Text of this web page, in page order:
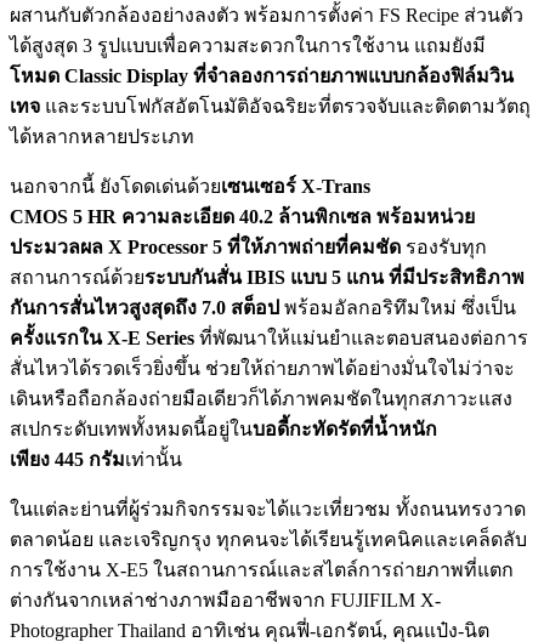
ผสานกับตัวกล้องอย่างลงตัว พร้อมการตั้งค่า FS Recipe ส่วนตัว
ได้สูงสุด 3 รูปแบบเพื่อความสะดวกในการใช้งาน แถมยังมี
โหมด Classic Display ที่จำลองการถ่ายภาพแบบกล้องฟิล์มวิน
เทจ และระบบโฟกัสอัตโนมัติอัจฉริยะที่ตรวจจับและติดตามวัตถุ
ได้หลากหลายประเภท
นอกจากนี้ ยังโดดเด่นด้วยเซนเซอร์ X-Trans
CMOS 5 HR ความละเอียด 40.2 ล้านพิกเซล พร้อมหน่วย
ประมวลผล X Processor 5 ที่ให้ภาพถ่ายที่คมชัด รองรับทุก
สถานการณ์ด้วยระบบกันสั่นIBIS แบบ 5 แกน ที่มีประสิทธิภาพ
กันการสั่นไหวสูงสุดถึง 7.0 สต็อป พร้อมอัลกอริทึมใหม่ ซึ่งเป็น
ครั้งแรกในX-E Series ที่พัฒนาให้แม่นยำและตอบสนองต่อการ
สั่นไหวได้รวดเร็วยิ่งขึ้น ช่วยให้ถ่ายภาพได้อย่างมั่นใจไม่ว่าจะ
เดินหรือถือกล้องถ่ายมือเดียวก็ได้ภาพคมชัดในทุกสภาวะแสง
สเปกระดับเทพทั้งหมดนี้อยู่ในบอดี้กะทัดรัดที่น้ำหนัก
เพียง 445 กรัมเท่านั้น
ในแต่ละย่านที่ผู้ร่วมกิจกรรมจะได้แวะเที่ยวชม ทั้งถนนทรงวาด
ตลาดน้อย และเจริญกรุง ทุกคนจะได้เรียนรู้เทคนิคและเคล็ดลับ
การใช้งาน X-E5 ในสถานการณ์และสไตล์การถ่ายภาพที่แตก
ต่างกันจากเหล่าช่างภาพมืออาชีพจาก FUJIFILM X-
Photographer Thailand อาทิเช่น คุณฟี่-เอกรัตน์, คุณแป๋ง-นิต